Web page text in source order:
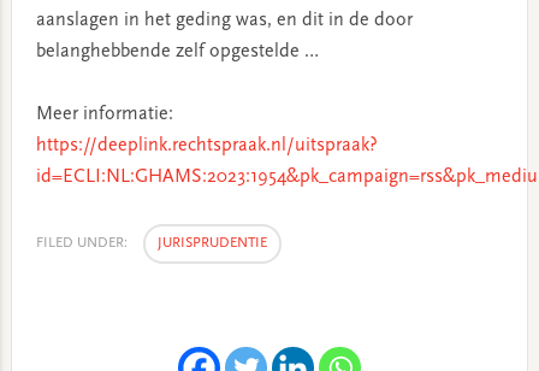
aanslagen in het geding was, en dit in de door
belanghebbende zelf opgestelde …
Meer informatie:
https://deeplink.rechtspraak.nl/uitspraak?
FILED UNDER: JURISPRUDENTIE